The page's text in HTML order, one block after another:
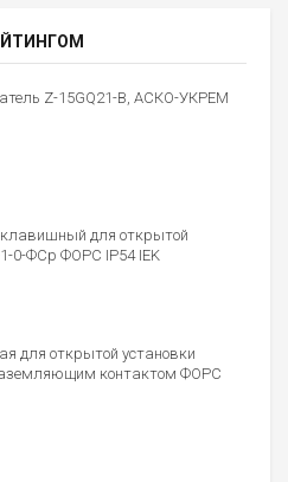
Z-15GQ21-B, АСКО-УКРЕМ
для открытой
0-ФСр ФОРС IP54 IEK
для открытой установки
контактом ФОРС